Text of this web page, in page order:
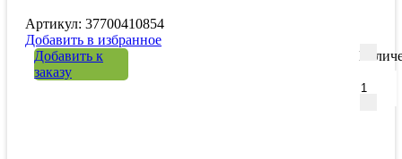
Артикул: 37700410854
Добавить в избранное
Добавить к
заказу